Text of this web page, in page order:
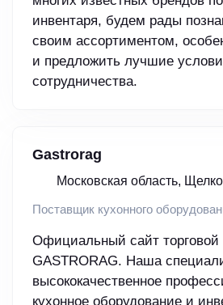
инвентаря, будем рады
своим ассортиментом,
и предложить лучшие
сотрудничества.
Gastrorag
Московская область,
Поставщик кухонного
Официальный сайт торговой
GASTRORAG. Наша
высококачественное
кухонное оборудование и